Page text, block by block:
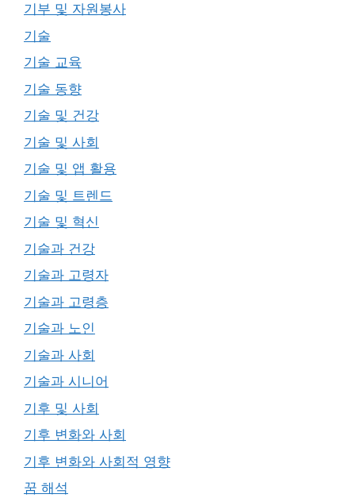
기부 및 자원봉사
기술
기술 교육
기술 동향
기술 및 건강
기술 및 사회
기술 및 앱 활용
기술 및 트렌드
기술 및 혁신
기술과 건강
기술과 고령자
기술과 고령층
기술과 노인
기술과 사회
기술과 시니어
기후 및 사회
기후 변화와 사회
기후 변화와 사회적 영향
꿈 해석